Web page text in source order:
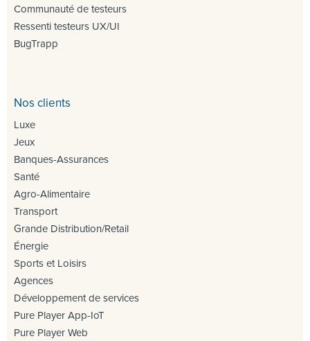
Communauté de testeurs
Ressenti testeurs UX/UI
BugTrapp
Nos clients
Luxe
Jeux
Banques-Assurances
Santé
Agro-Alimentaire
Transport
Grande Distribution/Retail
Énergie
Sports et Loisirs
Agences
Développement de services
Pure Player App-IoT
Pure Player Web